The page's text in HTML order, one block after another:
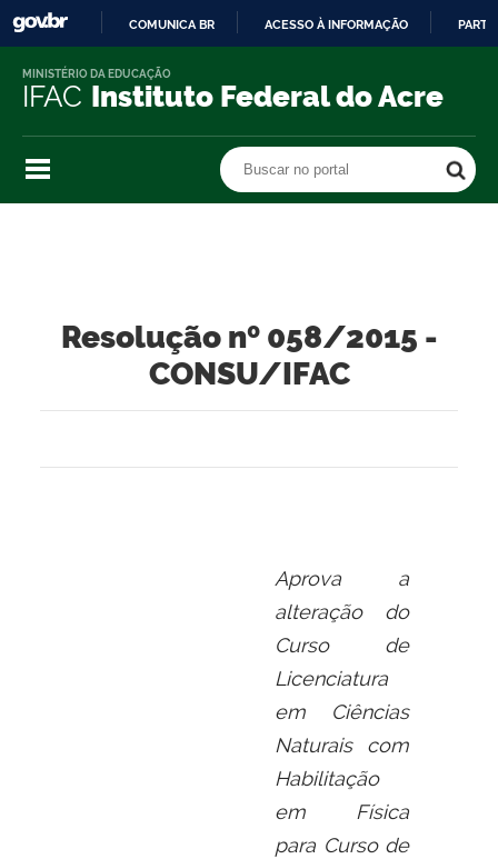
O
COMUNICA BR ACESSO À INFORMAÇÃO
IFAC Instituto Federal do Acre
MINISTÉRIO DA EDUCAÇÃO
Buscar no portal
Resolução nº 058/2015 -
CONSU/IFAC
Aprova a
alteração do
Curso de
Licenciatura
em Ciências
Naturais com
Habilitação
em Física
para Curso de